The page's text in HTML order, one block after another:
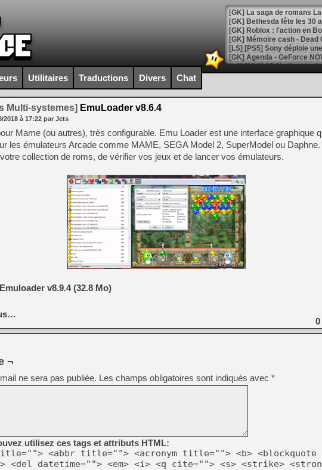
[GK] Bethesda fête les 30
[GK] Roblox : l'action en
[GK] Agenda - GeForce
[GK] Devolver Digital en a
[LS] [PS5] ps5-y2jb-
[GK] Pourquoi Marvel
[GK] Test : Restory : Chill
[GK] GTA 6 : Rockstar
[GK] Hot Wheels Infinite
[GK] Mémoire cash -
[GK] Résultats Nintendo :
[GK] Déjà des
[GK] Minecraft et ses «
[GK] Beast of
[GK] Ubisoft : fin de partie
[GK] Mémoire cash -
[GK] Dan Houser (GTA)
[GK] Comment EA Sports
[GK] Crimson Moon : un
[GK] Isle of Reveries : le
[GK] Moonlighter 2 : The
[GK] Capcom relance
[GK] Le beat'em up The
[GK] Endless Legend 2 :
[LS] [PS5] Le WebKit
[GK] Oubliez Crazy Taxi,
[LS] [Switch] NSZ 5.0.0
Utilitaires Traductions Divers Chat
Multi-systemes] EmuLoader v8.6.4
2018 à 17:22 par Jets
Mame (ou autres), très configurable. Emu Loader est une interface graphique
les émulateurs Arcade comme MAME, SEGA Model 2, SuperModel ou
collection de roms, de vérifier vos jeux et de lancer vos émulateurs.
v8.9.4 (32.8 Mo)
0
¬
ne sera pas publiée. Les champs obligatoires sont indiqués avec *
utilisez ces tags et attributs HTML:
<abbr title=""> <acronym title=""> <b> <blockquote
<del datetime=""> <em> <i> <q cite=""> <s> <strike>